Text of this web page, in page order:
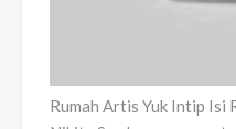
Rumah Artis Yuk Intip Isi